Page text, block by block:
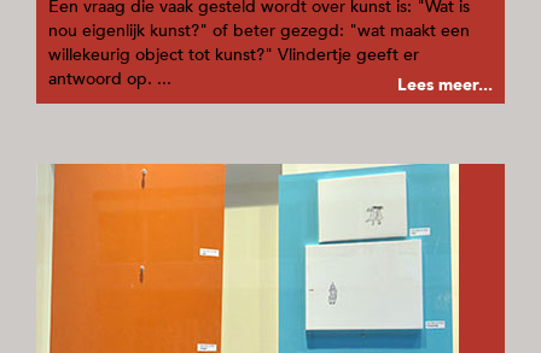
Een vraag die vaak gesteld wordt over kunst is: "Wat is
nou eigenlijk kunst?" of beter gezegd: "wat maakt een
willekeurig object tot kunst?" Vlindertje geeft er
antwoord op. ...
Lees meer...